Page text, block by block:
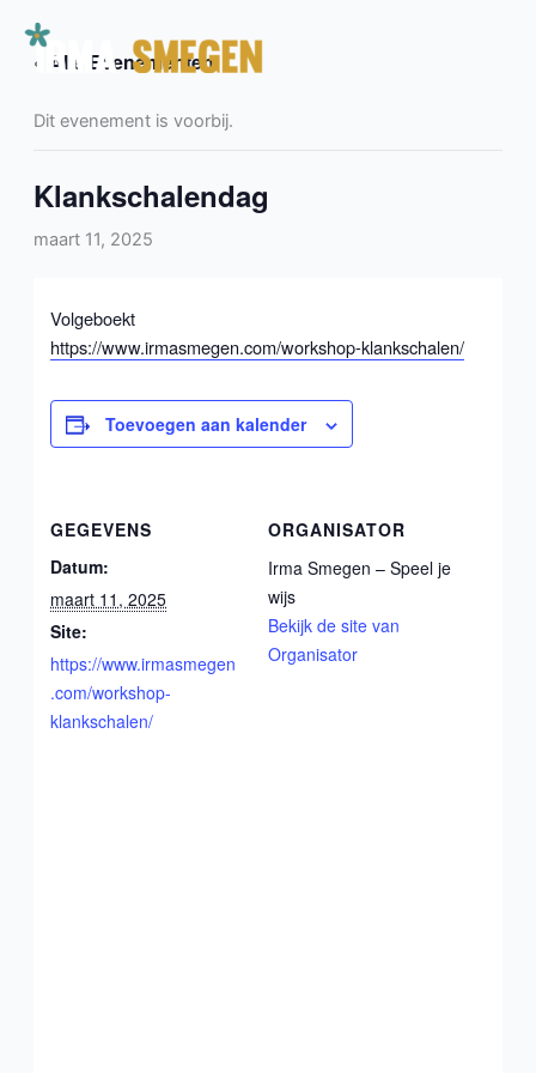
naar
« Alle Evenementen
Dit evenement is voorbij.
Klankschalendag
maart 11, 2025
Volgeboekt
https://www.irmasmegen.com/workshop-klankschalen/
Toevoegen aan kalender
GEGEVENS
Datum:
maart 11, 2025
Site:
https://www.irmasmegen
.com/workshop-
klankschalen/
ORGANISATOR
Irma Smegen – Speel je
wijs
Bekijk de site van
Organisator